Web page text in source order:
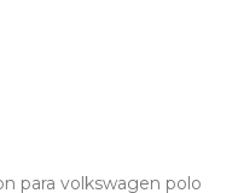
para volkswagen polo